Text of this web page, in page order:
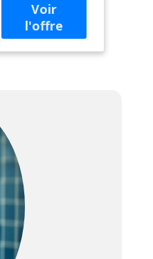
Plaque perforée
amovible Puissance
: 850 W / 230 V
Dimensions : L 335